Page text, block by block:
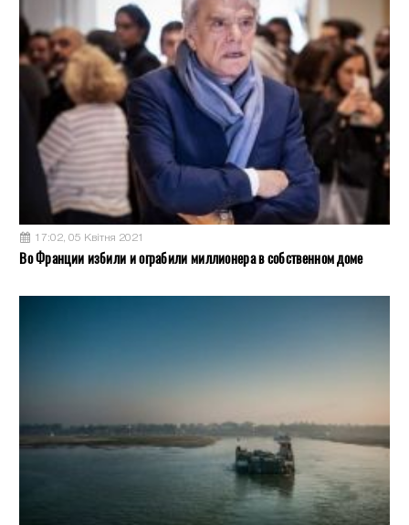
17:02, 05 Квітня 2021
Во Франции избили и ограбили миллионера в собственном доме